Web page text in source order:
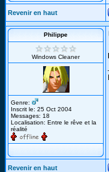
Revenir en haut
Philippe
Windows Cleaner
Genre:
Inscrit le: 25 Oct 2004
Messages: 18
Localisation: Entre le rêve et la
réalité
Revenir en haut